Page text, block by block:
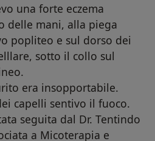
una forte eczema
delle mani, alla piega
popliteo e sul dorso dei
sotto il collo sul
era insopportabile.
capelli sentivo il fuoco.
seguita dal Dr. Tentindo
a Micoterapia e